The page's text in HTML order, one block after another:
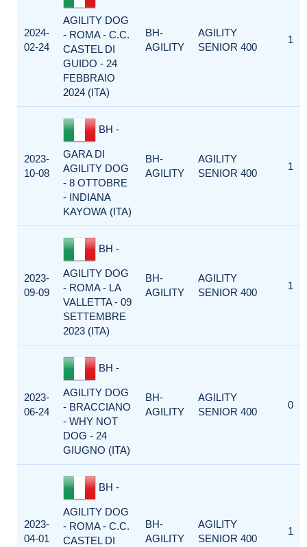
2024-
02-24
AGILITY DOG
- ROMA - C.C.
CASTEL DI
GUIDO - 24
FEBBRAIO
2024 (ITA)
BH-
AGILITY
AGILITY
SENIOR 400
1
2023-
10-08
BH -
GARA DI
AGILITY DOG
- 8 OTTOBRE
- INDIANA
KAYOWA (ITA)
BH-
AGILITY
AGILITY
SENIOR 400
1
2023-
09-09
BH -
AGILITY DOG
- ROMA - LA
VALLETTA - 09
SETTEMBRE
2023 (ITA)
BH-
AGILITY
AGILITY
SENIOR 400
1
2023-
06-24
BH -
AGILITY DOG
- BRACCIANO
- WHY NOT
DOG - 24
GIUGNO (ITA)
BH-
AGILITY
AGILITY
SENIOR 400
0
2023-
04-01
BH -
AGILITY DOG
- ROMA - C.C.
CASTEL DI
BH-
AGILITY
AGILITY
SENIOR 400
1